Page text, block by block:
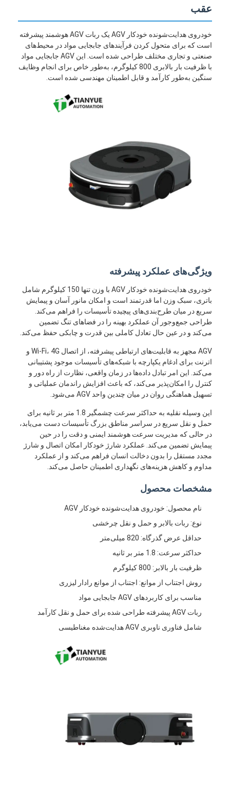
خانه
فیلم های
کارخانه تور
بلوگ
حالا حرف بزن
عقب
خودروی هدایت‌شونده خودکار AGV یک ربات AGV هوشمند پیشرفته
است که برای متحول کردن فرآیندهای جابجایی مواد در محیط‌های
صنعتی و تجاری مختلف طراحی شده است. این AGV جابجایی مواد
با ظرفیت بار بالابری 800 کیلوگرم، به‌طور خاص برای انجام وظایف
سنگین به‌طور کارآمد و قابل اطمینان مهندسی شده است.
ویژگی‌های عملکرد پیشرفته
خودروی هدایت‌شونده خودکار AGV با وزن تنها 150 کیلوگرم شامل
باتری، سبک وزن اما قدرتمند است و امکان مانور آسان و پیمایش
سریع در میان طرح‌بندی‌های پیچیده تأسیسات را فراهم می‌کند.
طراحی جمع‌وجور آن عملکرد بهینه را در فضاهای تنگ تضمین
می‌کند و در عین حال تعادل کاملی بین قدرت و چابکی حفظ می‌کند.
AGV مجهز به قابلیت‌های ارتباطی پیشرفته، از اتصال Wi-Fi، 4G و
اترنت برای ادغام یکپارچه با شبکه‌های تأسیسات موجود پشتیبانی
می‌کند. این امر تبادل داده‌ها در زمان واقعی، نظارت از راه دور و
کنترل را امکان‌پذیر می‌کند، که باعث افزایش راندمان عملیاتی و
تسهیل هماهنگی روان در میان چندین واحد AGV می‌شود.
این وسیله نقلیه به حداکثر سرعت چشمگیر 1.8 متر بر ثانیه برای
حمل و نقل سریع در سراسر مناطق بزرگ تأسیسات دست می‌یابد،
در حالی که مدیریت سرعت هوشمند ایمنی و دقت را در حین
پیمایش تضمین می‌کند. عملکرد شارژ خودکار امکان اتصال و شارژ
مجدد مستقل را بدون دخالت انسان فراهم می‌کند و از عملکرد
مداوم و کاهش هزینه‌های نگهداری اطمینان حاصل می‌کند.
مشخصات محصول
نام محصول: خودروی هدایت‌شونده خودکار AGV
نوع: ربات بالابر و حمل و نقل چرخشی
حداقل عرض گذرگاه: 820 میلی‌متر
حداکثر سرعت: 1.8 متر بر ثانیه
ظرفیت بار بالابر: 800 کیلوگرم
روش اجتناب از موانع: اجتناب از موانع رادار لیزری
مناسب برای کاربردهای AGV جابجایی مواد
ربات AGV پیشرفته طراحی شده برای حمل و نقل کارآمد
شامل فناوری ناوبری AGV هدایت‌شده مغناطیسی